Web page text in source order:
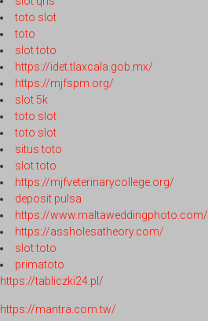
toto slot
toto
slot toto
https://idet.tlaxcala.gob.mx/
https://mjfspm.org/
slot 5k
toto slot
toto slot
situs toto
slot toto
https://mjfveterinarycollege.org/
deposit pulsa
https://www.maltaweddingphoto.com/
https://assholesatheory.com/
slot toto
primatoto
https://tabliczki24.pl/
https://mantra.com.tw/